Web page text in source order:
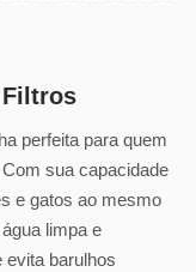
perfeita para quem
sua capacidade
e gatos ao mesmo
limpa e
evita barulhos